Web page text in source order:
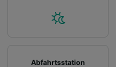
Abfahrtsstation